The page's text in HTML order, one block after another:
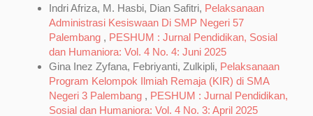
Indri Afriza, M. Hasbi, Dian Safitri, Pelaksanaan
Administrasi Kesiswaan Di SMP Negeri 57
Palembang , PESHUM : Jurnal Pendidikan, Sosial
dan Humaniora: Vol. 4 No. 4: Juni 2025
Gina Inez Zyfana, Febriyanti, Zulkipli, Pelaksanaan
Program Kelompok Ilmiah Remaja (KIR) di SMA
Negeri 3 Palembang , PESHUM : Jurnal Pendidikan,
Sosial dan Humaniora: Vol. 4 No. 3: April 2025